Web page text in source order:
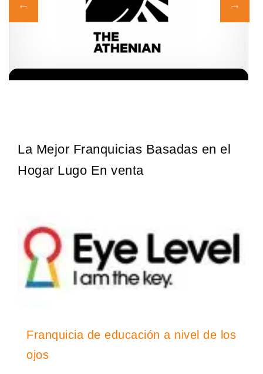
La Mejor Franquicias Basadas en el
Hogar Lugo En venta
Franquicia de educación a nivel de los
ojos